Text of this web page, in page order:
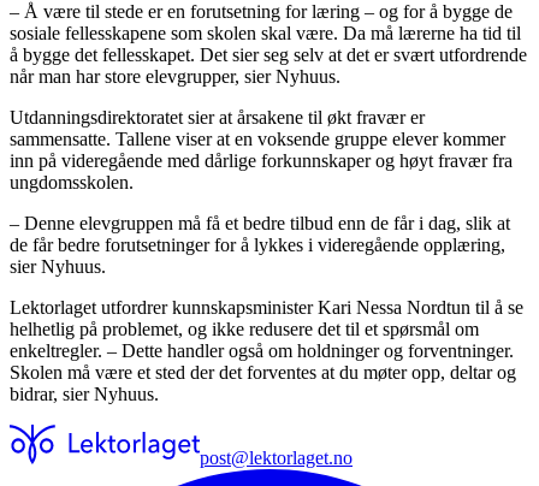
– Å være til stede er en forutsetning for læring – og for å bygge de
sosiale fellesskapene som skolen skal være. Da må lærerne ha tid til
å bygge det fellesskapet. Det sier seg selv at det er svært utfordrende
når man har store elevgrupper, sier Nyhuus.
Utdanningsdirektoratet sier at årsakene til økt fravær er
sammensatte. Tallene viser at en voksende gruppe elever kommer
inn på videregående med dårlige forkunnskaper og høyt fravær fra
ungdomsskolen.
– Denne elevgruppen må få et bedre tilbud enn de får i dag, slik at
de får bedre forutsetninger for å lykkes i videregående opplæring,
sier Nyhuus.
Lektorlaget utfordrer kunnskapsminister Kari Nessa Nordtun til å se
helhetlig på problemet, og ikke redusere det til et spørsmål om
enkeltregler. – Dette handler også om holdninger og forventninger.
Skolen må være et sted der det forventes at du møter opp, deltar og
bidrar, sier Nyhuus.
post@lektorlaget.no